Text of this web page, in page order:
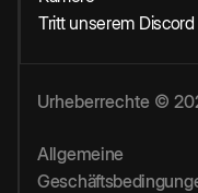
Tritt unserem
Urheberrechte ©
Allgemeine